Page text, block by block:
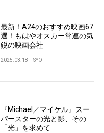
最新！A24のおすすめ映画67
選！もはやオスカー常連の気
鋭の映画会社
2025.03.18 SYO
『Michael／マイケル』スー
パースターの光と影、その
「光」を求めて